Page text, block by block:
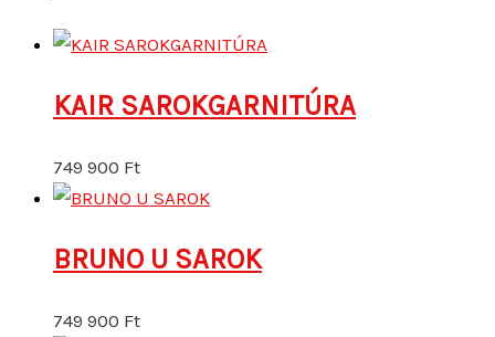
KAIR SAROKGARNITÚRA
749 900 Ft
BRUNO U SAROK
749 900 Ft